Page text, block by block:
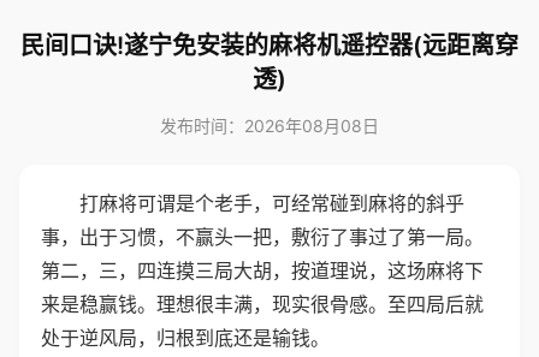
民间口诀!遂宁免安装的麻将机遥控器(远距离穿
透)
发布时间：2026年08月08日
打麻将可谓是个老手，可经常碰到麻将的斜乎
事，出于习惯，不赢头一把，敷衍了事过了第一局。
第二，三，四连摸三局大胡，按道理说，这场麻将下
来是稳赢钱。理想很丰满，现实很骨感。至四局后就
处于逆风局，归根到底还是输钱。